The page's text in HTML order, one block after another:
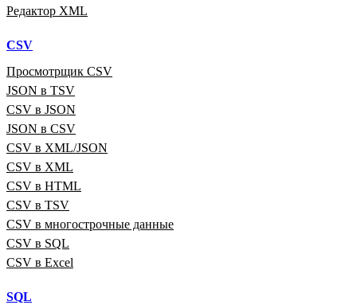
Редактор XML
CSV
Просмотрщик CSV
JSON в TSV
CSV в JSON
JSON в CSV
CSV в XML/JSON
CSV в XML
CSV в HTML
CSV в TSV
CSV в многострочные данные
CSV в SQL
CSV в Excel
SQL